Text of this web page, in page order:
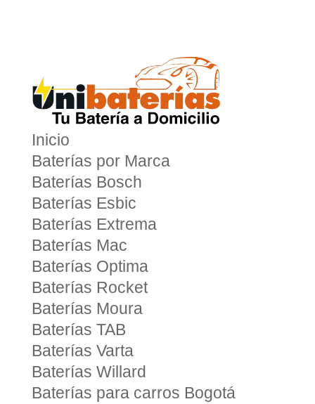
Inicio
Baterías por Marca
Baterías Bosch
Baterías Esbic
Baterías Extrema
Baterías Mac
Baterías Optima
Baterías Rocket
Baterías Moura
Baterías TAB
Baterías Varta
Baterías Willard
Baterías para carros Bogotá